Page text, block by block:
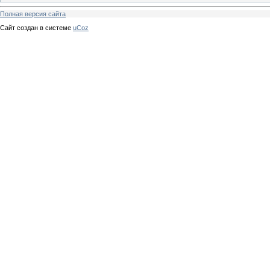
Полная версия сайта
Сайт создан в системе uCoz